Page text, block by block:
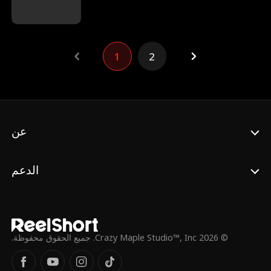
لا تُضاهى، سرعان ما يصنع ليو لنفسه اسماً في
المدينة، خائضاً علاقات معقدة مع إيزابيل وإليانور
1 2
عن
الدعم
© 2026 Crazy Maple Studio™, Inc. جميع الحقوق محفوظة.